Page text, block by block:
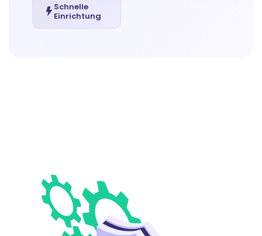
Schnelle
Einrichtung